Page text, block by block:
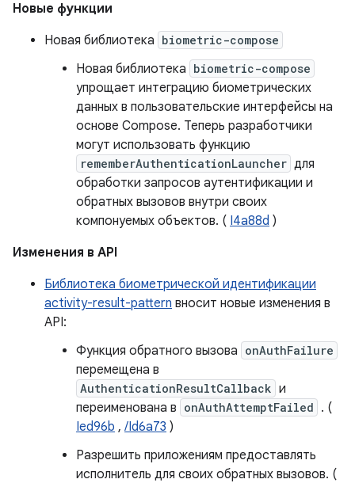
Новые функции
Новая библиотека biometric-compose
Новая библиотека biometric-compose
упрощает интеграцию биометрических
данных в пользовательские интерфейсы на
основе Compose. Теперь разработчики
могут использовать функцию
rememberAuthenticationLauncher для
обработки запросов аутентификации и
обратных вызовов внутри своих
компонуемых объектов. ( I4a88d )
Изменения в API
Библиотека биометрической идентификации
activity-result-pattern вносит новые изменения в
API:
Функция обратного вызова onAuthFailure
перемещена в
AuthenticationResultCallback и
переименована в onAuthAttemptFailed . (
Ied96b , /Id6a73 )
Разрешить приложениям предоставлять
исполнитель для своих обратных вызовов. (